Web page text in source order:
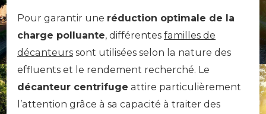
Pour garantir une réduction optimale de la
charge polluante, différentes familles de
décanteurs sont utilisées selon la nature des
effluents et le rendement recherché. Le
décanteur centrifuge attire particulièrement
l’attention grâce à sa capacité à traiter des